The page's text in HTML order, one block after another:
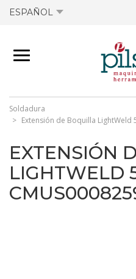
ESPAÑOL
PRODUCTOS
TIENDA
OFERTAS
CATÁLOGOS
Soldadura
Extensión de Boquilla LightWeld
EXTENSIÓN
LIGHTWELD